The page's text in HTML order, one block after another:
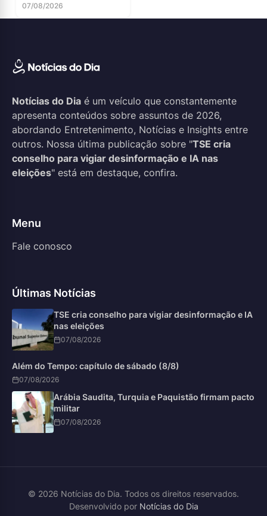
07/08/2026
Notícias do Dia é um veículo que constantemente
apresenta conteúdos sobre assuntos de 2026,
abordando Entretenimento, Notícias e Insights entre
outros. Nossa última publicação sobre "TSE cria
conselho para vigiar desinformação e IA nas
eleições" está em destaque, confira.
Menu
Fale conosco
Últimas Notícias
TSE cria conselho para vigiar desinformação e IA
nas eleições
07/08/2026
Além do Tempo: capítulo de sábado (8/8)
07/08/2026
Arábia Saudita, Turquia e Paquistão firmam pacto
militar
07/08/2026
© 2026 Notícias do Dia. Todos os direitos reservados.
Desenvolvido por Notícias do Dia